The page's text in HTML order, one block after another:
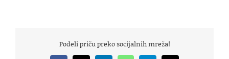
Podeli priču preko socijalnih mreža!